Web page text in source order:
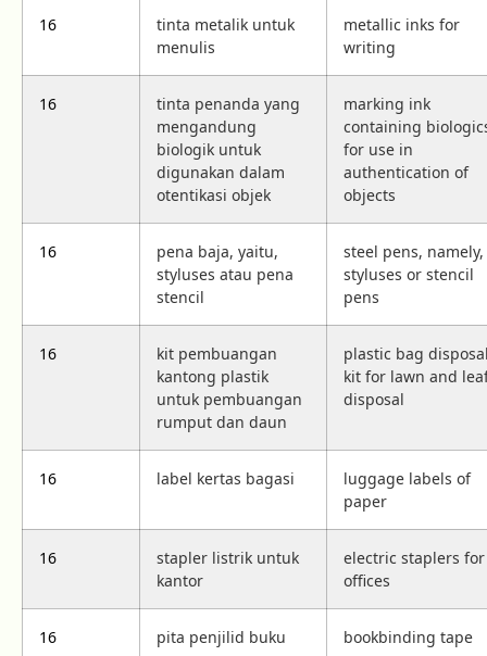
16
tinta metalik untuk
menulis
metallic inks for
writing
16
tinta penanda yang
mengandung
biologik untuk
digunakan dalam
otentikasi objek
marking ink
containing
for use in
authentication of
objects
16
pena baja, yaitu,
styluses atau pena
stencil
steel pens, namely,
styluses or stencil
pens
16
kit pembuangan
kantong plastik
untuk pembuangan
rumput dan daun
plastic bag
kit for lawn and
disposal
16 label kertas bagasi
luggage labels of
paper
16
stapler listrik untuk
kantor
electric staplers for
offices
16 pita penjilid buku bookbinding tape